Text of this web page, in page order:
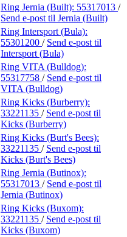
Ring Jernia (Built): 55317013 /
Send e-post til Jernia (Built)
Ring Intersport (Bula):
55301200 / Send e-post til
Intersport (Bula)
Ring VITA (Bulldog):
55317758 / Send e-post til
VITA (Bulldog)
Ring Kicks (Burberry):
33221135 / Send e-post til
Kicks (Burberry)
Ring Kicks (Burt's Bees):
33221135 / Send e-post til
Kicks (Burt's Bees)
Ring Jernia (Butinox):
55317013 / Send e-post til
Jernia (Butinox)
Ring Kicks (Buxom):
33221135 / Send e-post til
Kicks (Buxom)